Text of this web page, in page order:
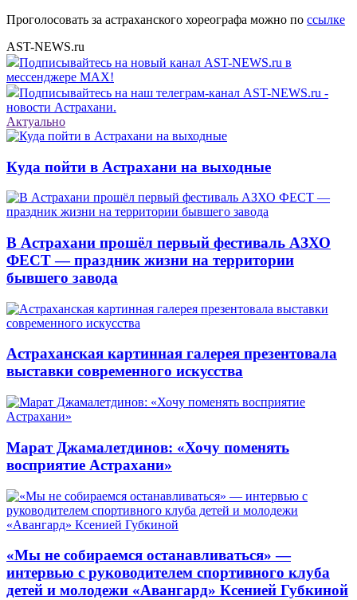
Проголосовать за астраханского хореографа можно по ссылке
AST-NEWS.ru
Подписывайтесь на новый канал AST-NEWS.ru в
мессенджере MAX!
Подписывайтесь на наш телеграм-канал AST-NEWS.ru -
новости Астрахани.
Актуально
Куда пойти в Астрахани на выходные
В Астрахани прошёл первый фестиваль АЗХО
ФЕСТ — праздник жизни на территории
бывшего завода
Астраханская картинная галерея презентовала
выставки современного искусства
Марат Джамалетдинов: «Хочу поменять
восприятие Астрахани»
«Мы не собираемся останавливаться» —
интервью с руководителем спортивного клуба
детей и молодежи «Авангард» Ксенией Губкиной